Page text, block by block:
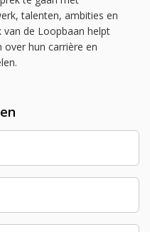
talenten, ambities en
de Loopbaan helpt
hun carrière en